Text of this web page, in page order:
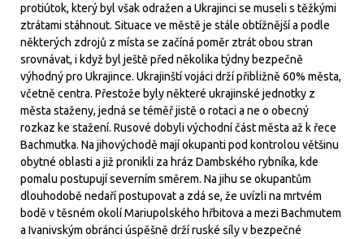
protiútok, který byl však odražen a Ukrajinci se museli s těžkými
ztrátami stáhnout. Situace ve městě je stále obtížnější a podle
některých zdrojů z místa se začíná poměr ztrát obou stran
srovnávat, i když byl ještě před několika týdny bezpečně
výhodný pro Ukrajince. Ukrajinští vojáci drží přibližně 60% města,
včetně centra. Přestože byly některé ukrajinské jednotky z
města staženy, jedná se téměř jistě o rotaci a ne o obecný
rozkaz ke stažení. Rusové dobyli východní část města až k řece
Bachmutka. Na jihovýchodě mají okupanti pod kontrolou většinu
obytné oblasti a již pronikli za hráz Dambského rybníka, kde
pomalu postupují severním směrem. Na jihu se okupantům
dlouhodobě nedaří postupovat a zdá se, že uvízli na mrtvém
bodě v těsném okolí Mariupolského hřbitova a mezi Bachmutem
a Ivanivským obránci úspěšně drží ruské síly v bezpečné